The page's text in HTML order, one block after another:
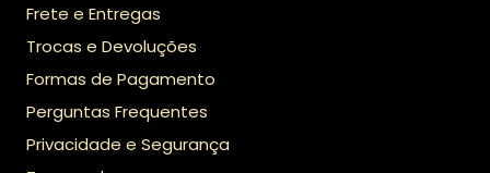
Frete e Entregas
Trocas e Devoluções
Formas de Pagamento
Perguntas Frequentes
Privacidade e Segurança